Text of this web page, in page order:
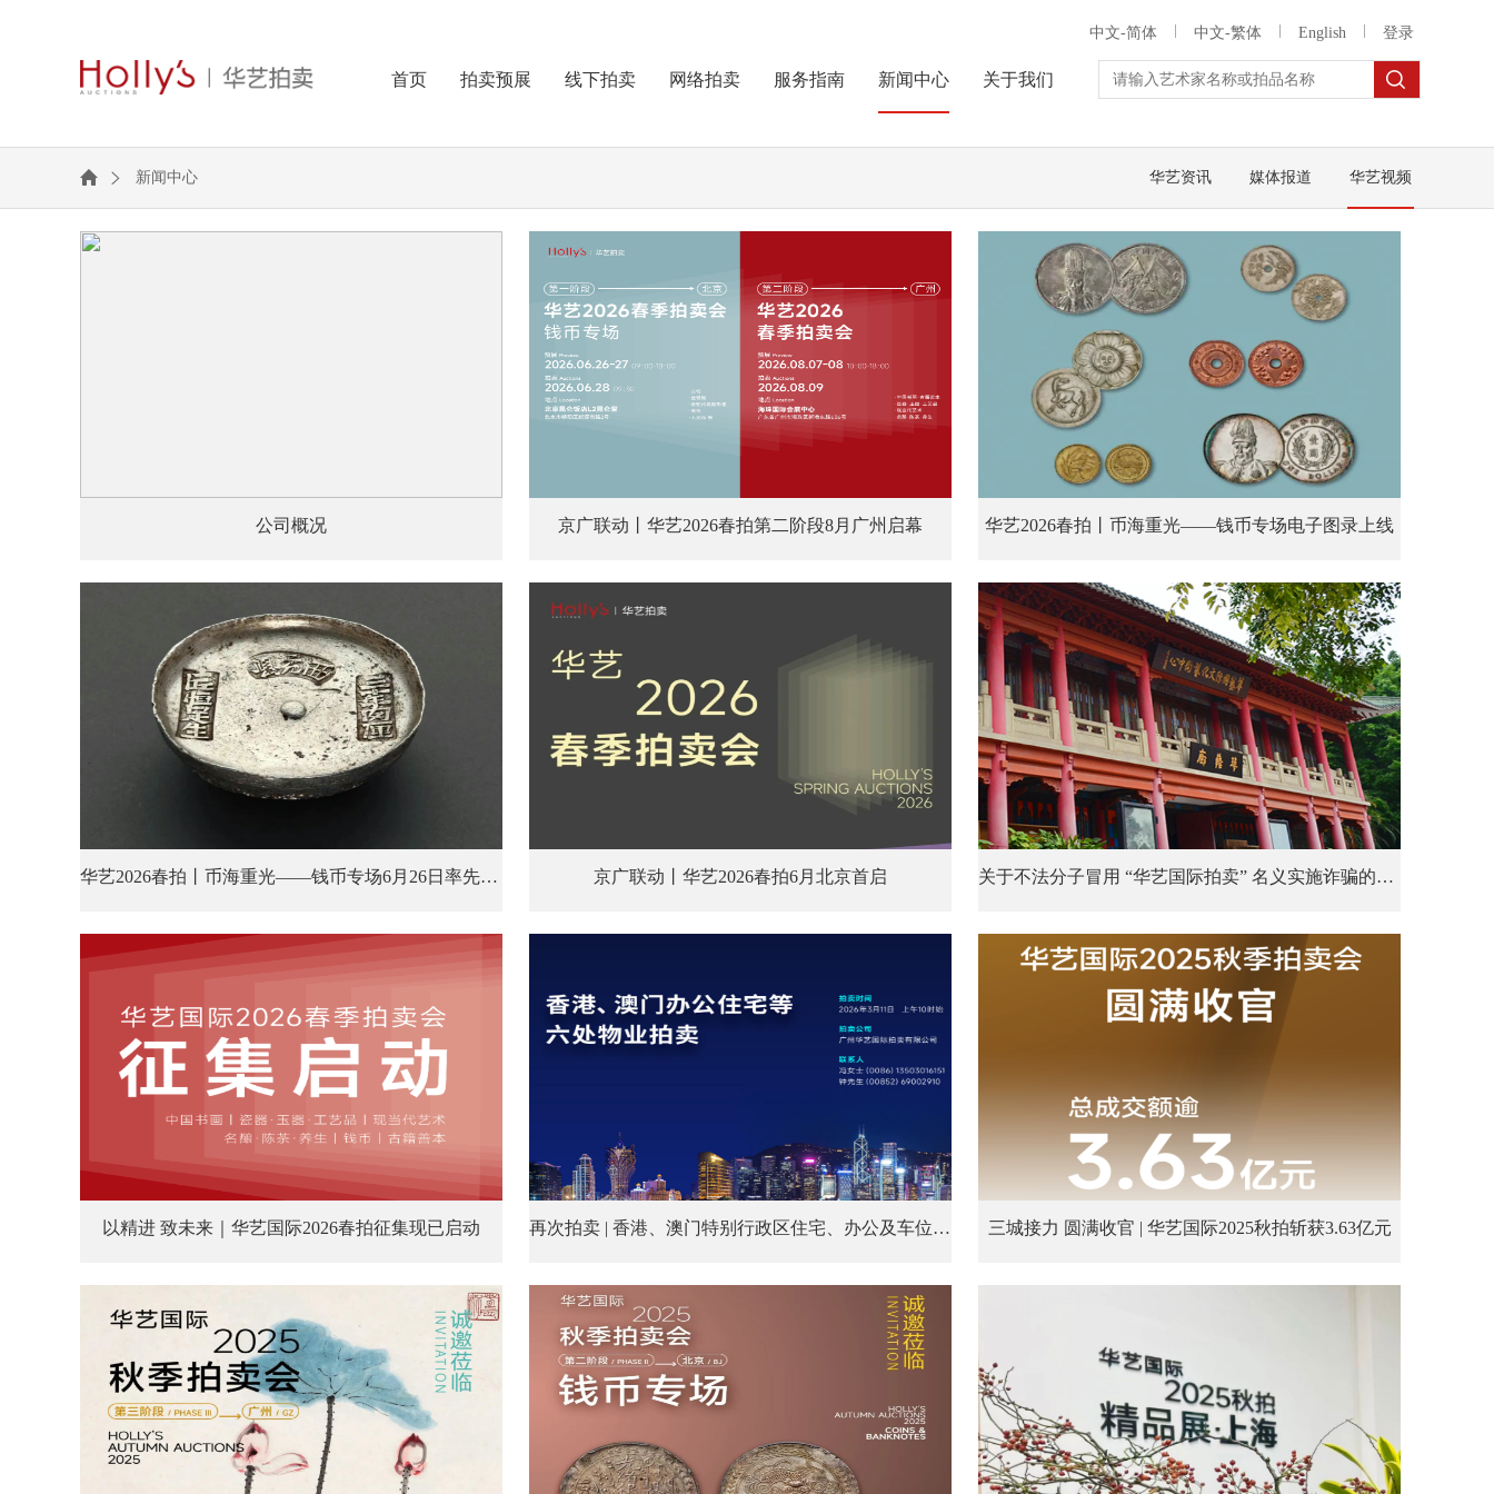
中文-简体 中文-繁体 English 登录
首页 拍卖预展 线下拍卖 网络拍卖 服务指南 新闻中心 关于我们
华艺资讯 媒体报道 华艺视频
新闻中心
公司概况 京广联动丨华艺2026春拍第二阶段8月广州启幕 华艺2026春拍丨币海重光——钱币专场电子图录上线
华艺2026春拍丨币海重光——钱币专场6月26日率先登场 京广联动丨华艺2026春拍6月北京首启 关于不法分子冒用 “华艺国际拍卖” 名义实施诈骗的声明
以精进 致未来｜华艺国际2026春拍征集现已启动 再次拍卖 | 香港、澳门特别行政区住宅、办公及车位等六处物业 三城接力 圆满收官 | 华艺国际2025秋拍斩获3.63亿元